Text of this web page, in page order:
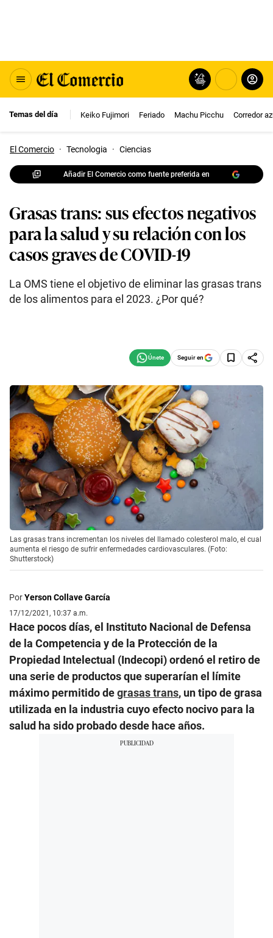
Temas del día Keiko Fujimori Feriado Machu Picchu Corredor
El Comercio · Tecnologia · Ciencias
Añadir El Comercio como fuente preferida en
Grasas trans: sus efectos negativos
para la salud y su relación con los
casos graves de COVID-19
La OMS tiene el objetivo de eliminar las grasas trans
de los alimentos para el 2023. ¿Por qué?
Seguir en
Las grasas trans incrementan los niveles del llamado colesterol malo, el cual
aumenta el riesgo de sufrir enfermedades cardiovasculares. (Foto:
Shutterstock)
PorYerson Collave García
17/12/2021, 10:37 a.m.
Hace pocos días, el Instituto Nacional de Defensa
de la Competencia y de la Protección de la
Propiedad Intelectual (Indecopi) ordenó el retiro de
una serie de productos que superarían el límite
máximo permitido degrasas trans, un tipo de grasa
utilizada en la industria cuyo efecto nocivo para la
salud ha sido probado desde hace años.